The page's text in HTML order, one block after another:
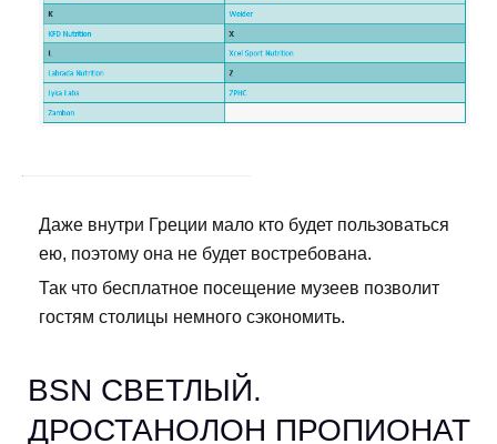
Даже внутри Греции мало кто будет пользоваться
ею, поэтому она не будет востребована.
Так что бесплатное посещение музеев позволит
гостям столицы немного сэкономить.
BSN СВЕТЛЫЙ.
ДРОСТАНОЛОН ПРОПИОНАТ